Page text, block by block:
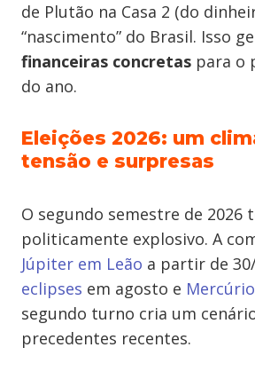
de Plutão na Casa 2 (do
“nascimento” do Brasil. Isso
financeiras concretas para o
do ano.
Eleições 2026: um
tensão e surpresas
O segundo semestre de 2026
politicamente explosivo. A
Júpiter em Leão a partir de
eclipses em agosto e
segundo turno cria um
precedentes recentes.